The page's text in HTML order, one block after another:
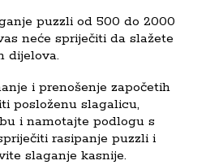
puzzli od 500 do 2000
neće spriječiti da slažete
dijelova.
i prenošenje započetih
posloženu slagalicu,
i namotajte podlogu s
rasipanje puzzli i
slaganje kasnije.